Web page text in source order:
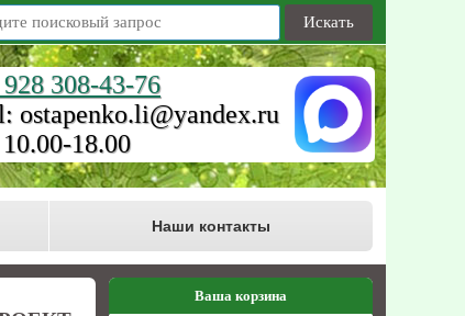
Искать
928 308-43-76
ostapenko.li@yandex.ru
18.00
Наши контакты
Ваша корзина